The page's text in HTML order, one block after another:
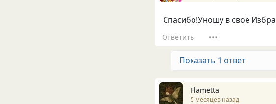
Спасибо!Уношу в своё
Ответить
Показать 1 ответ
Flametta
5 месяцев назад